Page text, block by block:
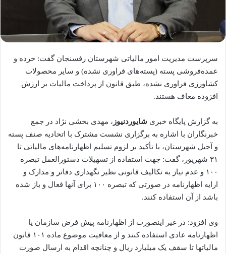
سرپرست مدیریت امور مالیاتی شهرستان رفسنجان گفت: خرده و
عمده‌فروشی پسته (پسته‌های فراوری نشده) و سایر محصولات
کشاورزی فراوری نشده، طبق قانون از پرداخت مالیات بر ارزش
افزوده معاف هستند.
به گزارش پایگاه خبری شایوردنیوز ، مهدی بخشی نژاد در جمع
خبرنگاران با اشاره به برگزاری نشست مشترک با اتحادیه صنف پسته
و آجیل شهرستان، با تأکید بر لزوم تسلیم اظهارنامه‌های مالیاتی تا
۳۱ شهریور، گفت: جهت استفاده از تسهیلات دستورالعمل تبصره
۱۰۰ و عدم نیاز به تکالیف قانونی نظیر نگهداری دفاتر و مدارک و
ارایه اظهارنامه در صورتی که تبصره ۱۰۰ برای آنها فعال و باز شده
باشد از آن استفاده کنند.
وی افزود: در غیر اینصورت از اظهارنامه پیش فرض سازمان یا
اظهارنامه عادی استفاده کنند و از معافیت موضوع ماده ۱۰۱ قانون
مالیاتها تا سقف یک میلیارد ریال و چنانچه اقدام به ارسال صورت